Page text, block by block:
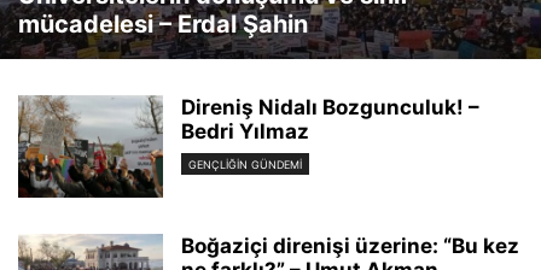
mücadelesi – Erdal Şahin
Direniş Nidalı Bozgunculuk! –
Bedri Yılmaz
GENÇLIĞIN GÜNDEMI
Boğaziçi direnişi üzerine: “Bu kez